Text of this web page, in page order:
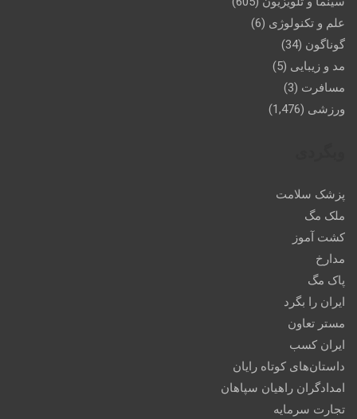
علم و تکنولوژی (6)
گوناگون (34)
مد و زیبایی (5)
مسافرت (3)
ورزشی (1,476)
پزشک سلامت
ملک مگ
کشت آموز
مدارخ
پاک مگ
ایران را بگرد
مستر تعاون
ایران کسب
داستان‌های کوتاه رایان
امدادگران راهیان سپاهان
تجارت سرمایه